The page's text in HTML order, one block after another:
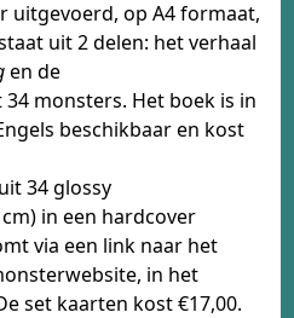
uitgevoerd, op A4 formaat,
uit 2 delen: het verhaal
en de
34 monsters. Het boek is in
beschikbaar en kost
34 glossy
in een hardcover
via een link naar het
in het
set kaarten kost €17,00.